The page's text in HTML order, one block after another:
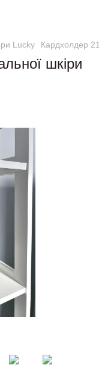
Lucky Кардхолдер
шкіри